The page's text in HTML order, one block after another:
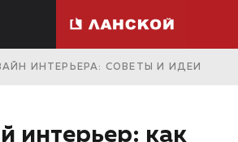
ИНТЕРЬЕРА: СОВЕТЫ И ИДЕИ
интерьер: как